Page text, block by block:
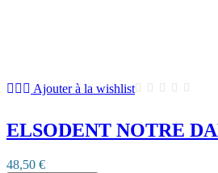
Ajouter à la wishlist
ELSODENT NOTRE
48,50 €